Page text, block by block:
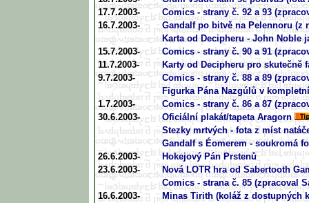
17.7.2003-
Comics - strany č. 92 a 93
16.7.2003-
Gandalf po bitvě na Pelennoru (z
Karta od Decipheru - John Noble
15.7.2003-
Comics - strany č. 90 a 91
11.7.2003-
Karty od Decipheru pro skutečně
9.7.2003-
Comics - strany č. 88 a 89
Figurka Pána Nazgúlů v
1.7.2003-
Comics - strany č. 86 a 87
30.6.2003-
Oficiální plakát/tapeta Aragorn
Stezky mrtvých - fota z míst
Gandalf s Éomerem - soukromá
26.6.2003-
Hokejový Pán Prstenů
23.6.2003-
Nová LOTR hra od Sabertooth
Comics - strana č. 85 (zpracoval
16.6.2003-
Minas Tirith (koláž z dostupných